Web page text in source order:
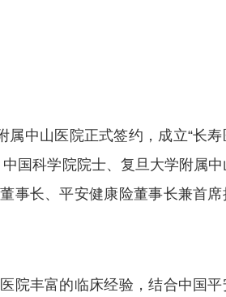
中山医院正式签约，成立“长寿
国科学院院士、复旦大学附属中
事长、平安健康险董事长兼首席
丰富的临床经验，结合中国平